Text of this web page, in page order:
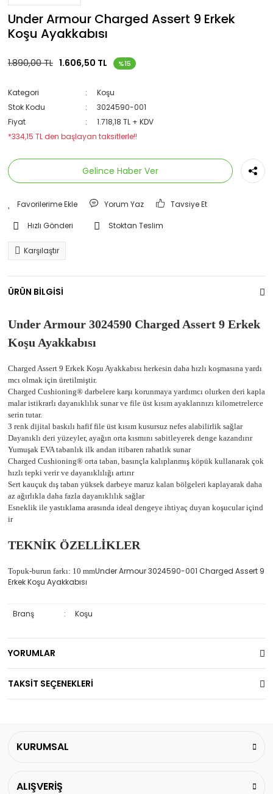
Under Armour Charged Assert 9 Erkek
Koşu Ayakkabısı
1.890,00 TL 1.606,50 TL %15
Kategori
Koşu
Stok Kodu
3024590-001
Fiyat
1.718,18 TL + KDV
*334,15 TL den başlayan taksitlerle!!
Gelince Haber Ver
Yorum Yaz Tavsiye Et
Hızlı Gönderi Stoktan Teslim
Karşılaştır
ÜRÜN BİLGİSİ
Under Armour 3024590 Charged Assert 9 Erkek
Koşu Ayakkabısı
Charged Assert 9 Erkek Koşu Ayakkabısı herkesin daha hızlı koşmasına yardı
mcı olmak için üretilmiştir.
Charged Cushioning® darbelere karşı korunmaya yardımcı olurken deri kapla
malar istikrarlı dayanıklılık sunar ve file üst kısım ayaklarınızı kilometrelerce
serin tutar.
3 renk dijital baskılı hafif file üst kısım kusursuz nefes alabilirlik sağlar
Dayanıklı deri yüzeyler, ayağın orta kısmını sabitleyerek denge kazandırır
Yumuşak EVA tabanlık ilk andan itibaren rahatlık sunar
Charged Cushioning® orta taban, basınçla kalıplanmış köpük kullanarak çok
hızlı tepki verir ve dayanıklılığı artırır
Sert kauçuk dış taban yüksek darbeye maruz kalan bölgeleri kaplayarak daha
az ağırlıkla daha fazla dayanıklılık sağlar
Esneklik ile yastıklama arasında ideal dengeye ihtiyaç duyan koşucular içind
ir
TEKNİK ÖZELLİKLER
Topuk-burun farkı: 10 mmUnder Armour 3024590-001 Charged Assert 9
Erkek Koşu Ayakkabısı
Branş : Koşu
YORUMLAR
TAKSİT SEÇENEKLERİ
KURUMSAL
ALIŞVERİŞ